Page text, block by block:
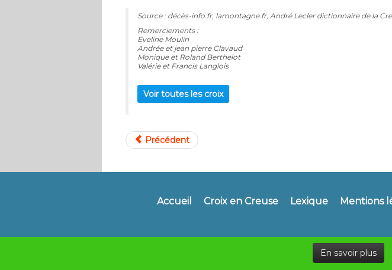
Source : décès-info.fr, lamontagne.fr, André Lecler dictionnaire de la
Remerciements :
Eveline Moulin
Andrée et jean pierre Clavaud
Monique et Roland Berthelot
Valérie et Francis Langlois
Voir toutes les croix
Précédent
Accueil Croix en Creuse Lexique Mentions
En savoir plus